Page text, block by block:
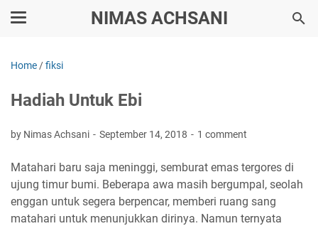
NIMAS ACHSANI
Home /fiksi
Hadiah Untuk Ebi
by Nimas Achsani September 14, 2018 1 comment
Matahari baru saja meninggi, semburat emas tergores di
ujung timur bumi. Beberapa awa masih bergumpal, seolah
enggan untuk segera berpencar, memberi ruang sang
matahari untuk menunjukkan dirinya. Namun ternyata